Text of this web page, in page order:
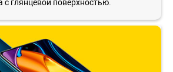
с глянцевой поверхностью.